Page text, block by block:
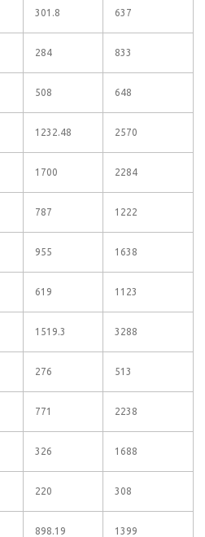
301.8 637
284 833
508 648
1232.48 2570
1700 2284
787 1222
955 1638
619 1123
1519.3 3288
276 513
771 2238
326 1688
220 308
898.19 1399